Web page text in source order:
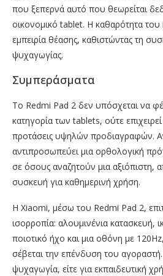
που ξεπερνά αυτό που θεωρείται
οικονομικό tablet. Η καθαρότητα του
εμπειρία θέασης, καθιστώντας τη
ψυχαγωγίας.
Συμπεράσματα
Το Redmi Pad 2 δεν υπόσχεται να
κατηγορία των tablets, ούτε
προτάσεις υψηλών προδιαγραφών.
αντιπροσωπεύει μια ορθολογική
σε όσους αναζητούν μια αξιόπιστη,
συσκευή για καθημερινή χρήση.
Η Xiaomi, μέσω του Redmi Pad 2,
ισορροπία: αλουμινένια κατασκευή,
ποιοτικό ήχο και μια οθόνη με
σέβεται την επένδυση του αγοραστή.
ψυχαγωγία, είτε για εκπαιδευτική